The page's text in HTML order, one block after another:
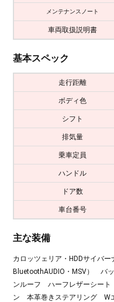
メンテナンスノート
車両取扱説明書
基本スペック
走行距離
ボディ色
シフト
排気量
乗車定員
ハンドル
ドア数
車台番号
主な装備
カロッツェリア・HDDサイバー
BluetoothAUDIO・MSV） バ
ンルーフ ハーフレザーシー
ン 本革巻きステアリング W